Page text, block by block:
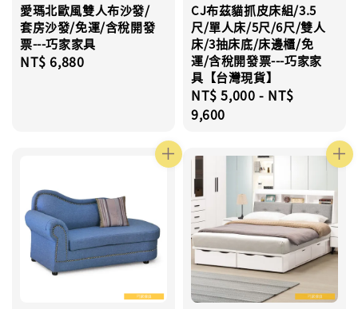
愛瑪北歐風雙人布沙發/
套房沙發/免運/含稅開發
票---巧家家具
Regular
NT$ 6,880
CJ布茲貓抓皮床組/3.5
尺/單人床/5尺/6尺/雙人
床/3抽床底/床邊櫃/免
運/含稅開發票---巧家家
具【台灣現貨】
Regular
price
NT$ 5,000 - NT$
9,600